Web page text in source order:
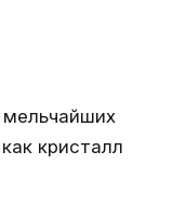
мельчайших
кристалл